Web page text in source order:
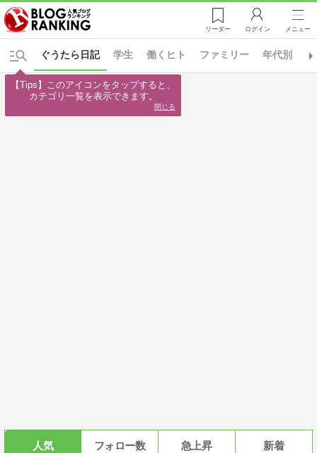
リーダー ログイン メニュー
学生 働くヒト ファミリー 年代別
ぐうたら日記
人気 フォロー数 急上昇 新着
【Tips】このアイコンをタップすると、
カテゴリ一覧を表示できます。
閉じる